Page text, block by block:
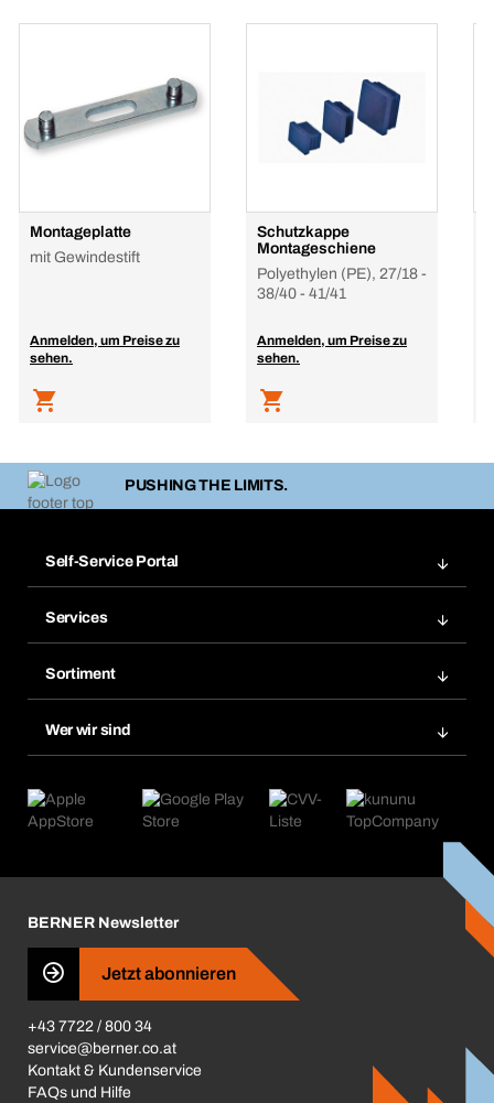
Montageplatte
mit Gewindestift
Anmelden, um Preise zu
sehen.
Schutzkappe
Montageschiene
Polyethylen (PE), 27/18 -
38/40 - 41/41
Anmelden, um Preise zu
sehen.
PUSHING THE LIMITS.
Self-Service Portal
Merklisten
Nachbestellungen
Abo-Funktion
Services
Chemical Safety Management
eProcurement
Produktfinder
Sortiment
Kataloge & Broschüren
Wer wir sind
Was uns antreibt
Presse
Business Conduct
BERNER Newsletter
Jetzt abonnieren
+43 7722 / 800 34
service@berner.co.at
Kontakt & Kundenservice
FAQs und Hilfe